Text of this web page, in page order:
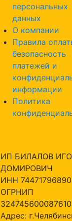
персональных
данных
О компании
Правила
безопасность
платежей и
информации
Политика
ИП БИЛАЛОВ
ДОМИРОВИЧ
ИНН
ОГРНИП
324745600087610
Адрес: